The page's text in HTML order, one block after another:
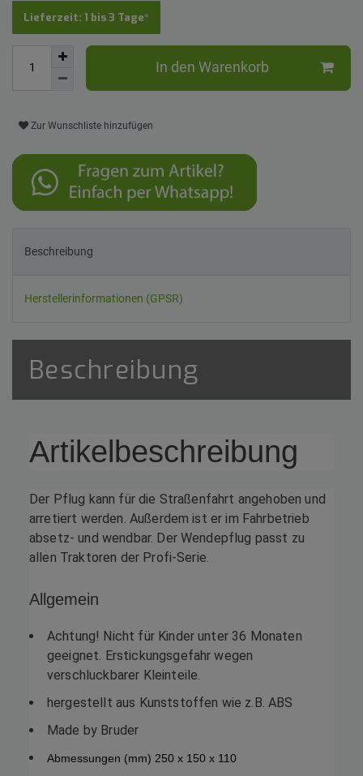
Lieferzeit: 1 bis 3 Tage*
In den Warenkorb
Zur Wunschliste hinzufügen
Beschreibung
Herstellerinformationen (GPSR)
Beschreibung
Artikelbeschreibung
Der Pflug kann für die Straßenfahrt angehoben und
arretiert werden. Außerdem ist er im Fahrbetrieb
absetz- und wendbar. Der Wendepflug passt zu
allen Traktoren der Profi-Serie.
Allgemein
Achtung! Nicht für Kinder unter 36 Monaten
geeignet. Erstickungsgefahr wegen
verschluckbarer Kleinteile.
hergestellt aus Kunststoffen wie z.B. ABS
Made by Bruder
Abmessungen (mm) 250 x 150 x 110